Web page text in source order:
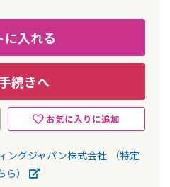
に入れる
続きへ
お気に入りに追加
ングジャパン株式会社
（特定
）